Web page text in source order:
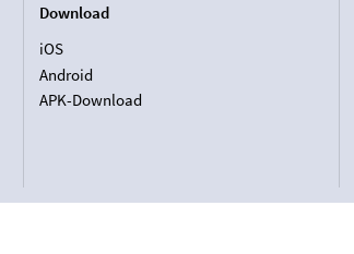
Download
iOS
Android
APK-Download